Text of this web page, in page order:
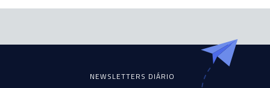
NEWSLETTERS DIÁRIO